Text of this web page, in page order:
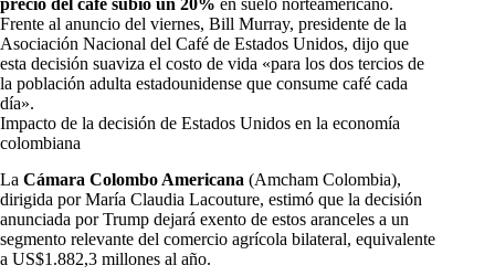
precio del café subió un 20% en suelo norteamericano.
Frente al anuncio del viernes, Bill Murray, presidente de la
Asociación Nacional del Café de Estados Unidos, dijo que
esta decisión suaviza el costo de vida «para los dos tercios de
la población adulta estadounidense que consume café cada
día».
Impacto de la decisión de Estados Unidos en la economía
colombiana
La Cámara Colombo Americana (Amcham Colombia),
dirigida por María Claudia Lacouture, estimó que la decisión
anunciada por Trump dejará exento de estos aranceles a un
segmento relevante del comercio agrícola bilateral, equivalente
a US$1.882,3 millones al año.